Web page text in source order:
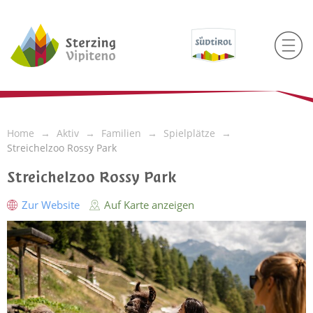
Home Aktiv Familien
Spielplätze
Streichelzoo Rossy Park
Streichelzoo Rossy Park
Zur Website Auf Karte anzeigen